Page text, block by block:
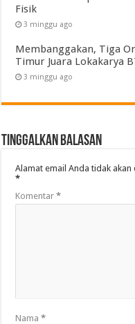
Fisik
3 minggu ago
Membanggakan, Tiga
Timur Juara Lokakarya
3 minggu ago
Tinggalkan Balasan
Alamat email Anda tidak
*
Komentar*
Nama*